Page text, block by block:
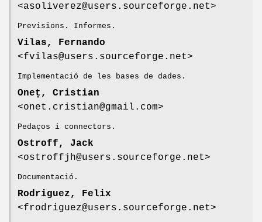
<asoliverez@users.sourceforge.net>
Previsions. Informes.
Vilas, Fernando
<fvilas@users.sourceforge.net>
Implementació de les bases de dades.
Oneț, Cristian
<onet.cristian@gmail.com>
Pedaços i connectors.
Ostroff, Jack
<ostroffjh@users.sourceforge.net>
Documentació.
Rodriguez, Felix
<frodriguez@users.sourceforge.net>